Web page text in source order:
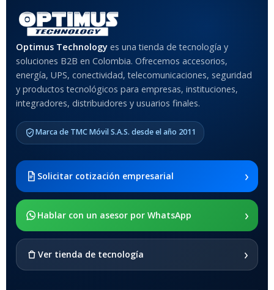
Anti-Shock
MODELO DE TABLETS
COMPATIBLES
2021 SM-x200 / Samsung
Galaxy Tab A8 10.5 2021 SM-
x205
SOPORTE DE APOYO
Optimus Technology es una tienda de tecnología y
soluciones B2B en Colombia. Ofrecemos accesorios,
energía, UPS, conectividad, telecomunicaciones, seguridad
y productos tecnológicos para empresas, instituciones,
integradores, distribuidores y usuarios finales.
Marca de TMC Móvil S.A.S. desde el año 2011
Solicitar cotización empresarial ›
Hablar con un asesor por WhatsApp ›
Ver tienda de tecnología ›